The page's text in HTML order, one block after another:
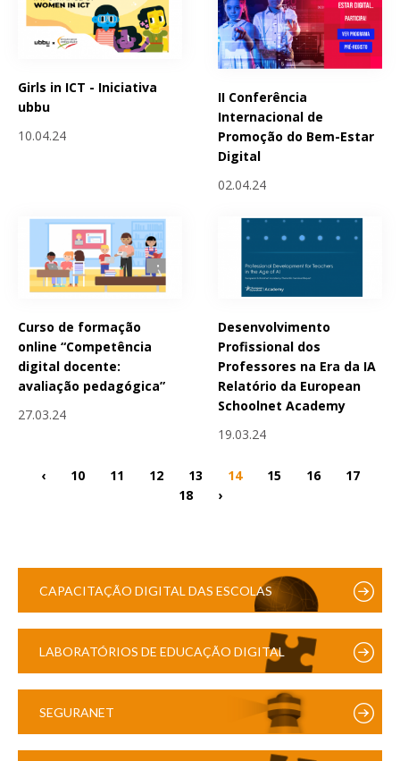
Girls in ICT - Iniciativa
ubbu
10.04.24
II Conferência
Internacional de
Promoção do Bem-Estar
Digital
02.04.24
Curso de formação
online “Competência
digital docente:
avaliação pedagógica”
27.03.24
Desenvolvimento
Profissional dos
Professores na Era da IA
Relatório da European
Schoolnet Academy
19.03.24
‹ 10 11 12 13 14 15 16
17
18
›
CAPACITAÇÃO DIGITAL DAS ESCOLAS
LABORATÓRIOS DE EDUCAÇÃO DIGITAL
SEGURANET